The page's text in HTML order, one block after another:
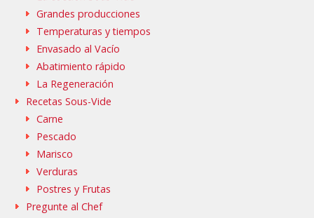
Grandes producciones
Temperaturas y tiempos
Envasado al Vacío
Abatimiento rápido
La Regeneración
Recetas Sous-Vide
Carne
Pescado
Marisco
Verduras
Postres y Frutas
Pregunte al Chef